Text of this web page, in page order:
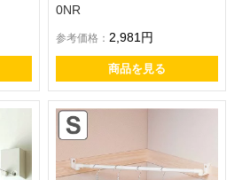
0NR
参考価格： 2,981円
商品を見る